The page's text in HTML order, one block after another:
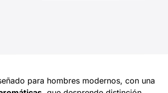
para hombres modernos, con una